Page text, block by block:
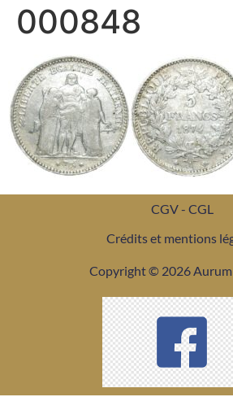
000848
CGV - CGL
Crédits et mentions
Copyright © 2026 Aurum